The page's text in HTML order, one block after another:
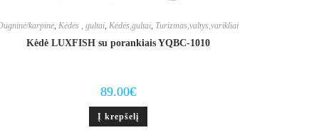
karpinė Kėdės , gultai Kėdės,gultai Turizmas,valtys,varikliai
Kėdė LUXFISH su porankiais YQBC-1010
89.00€
Į krepšelį